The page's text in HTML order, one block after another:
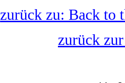
zurück zu: Back to
zurück